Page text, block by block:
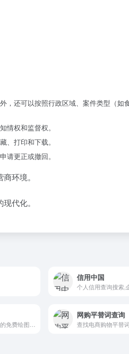
，还可以按照行政区域、案件类型（如
情权和监督权。
、打印和下载。
请更正或撤回。
环境。
代化。
信用中国
网购平替词查询
查找电商购物平替